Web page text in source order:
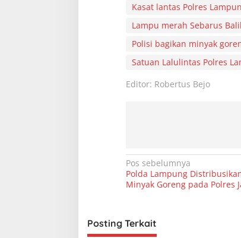
Kasat lantas Polres
Lampu merah Sebarus
Polisi bagikan minyak
Satuan Lalulintas Polres
Editor: Robertus Bejo
N
a
i
g
Pos sebelumnya
Polda Lampung
Minyak Goreng pada Polres
Posting Terkait